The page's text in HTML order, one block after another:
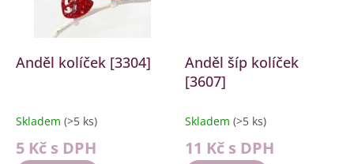
Anděl kolíček [3304]
Skladem (>5 ks)
5 Kč s DPH
Anděl šíp kolíček
[3607]
Skladem (>5 ks)
11 Kč s DPH